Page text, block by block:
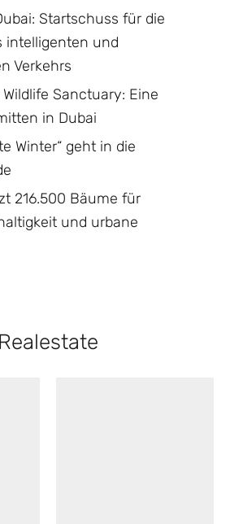
Startschuss für die
intelligenten und
Verkehrs
Wildlife Sanctuary: Eine
in Dubai
Winter“ geht in die
216.500 Bäume für
und urbane
Realestate